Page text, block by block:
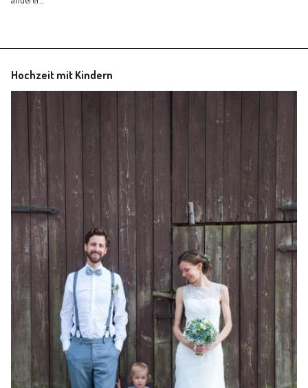
Kinderzimmer
Mathe für Mamas
Familienleben
Über
Hochzeit mit Kindern